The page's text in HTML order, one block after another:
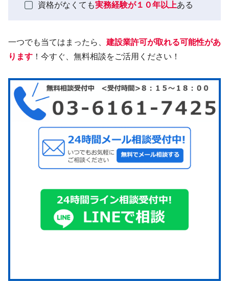
資格がなくても実務経験が１０年以上ある
一つでも当てはまったら、 建設業許可が取れる可能性があ
ります ！今すぐ、無料相談をご活用ください！